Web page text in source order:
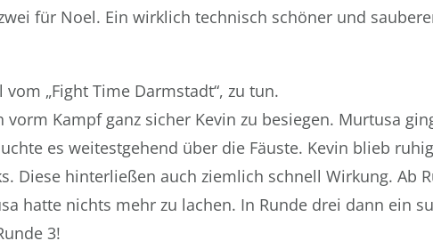
für Noel. Ein wirklich technisch schöner und
„Fight Time Darmstadt“, zu tun.
Kampf ganz sicher Kevin zu besiegen. Murtusa
es weitestgehend über die Fäuste. Kevin blieb
Diese hinterließen auch ziemlich schnell Wirkung. Ab
hatte nichts mehr zu lachen. In Runde drei dann ein
3!